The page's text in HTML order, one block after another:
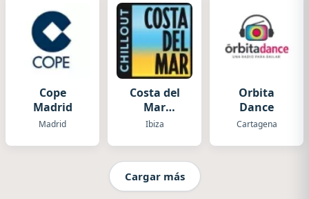
Cope
Madrid
Madrid
Costa del
Mar
(Chillout)
Ibiza
Orbita
Dance
Cartagena
Cargar más